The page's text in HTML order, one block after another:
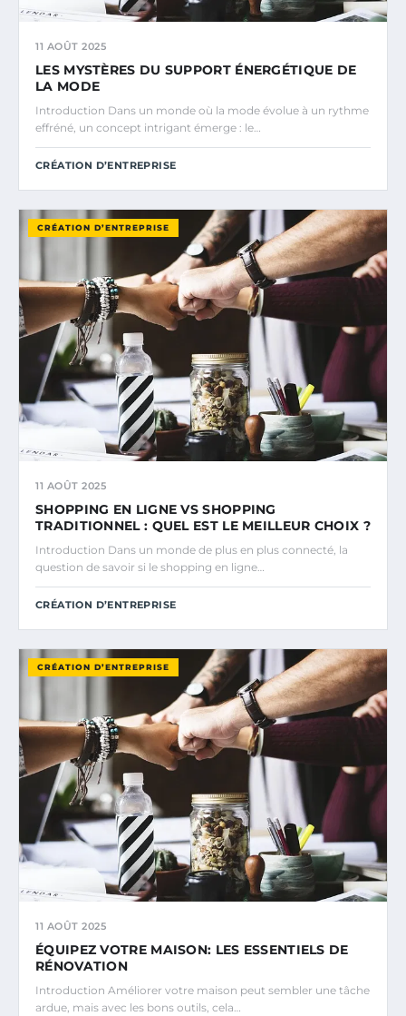
11 AOÛT 2025
LES MYSTÈRES DU SUPPORT ÉNERGÉTIQUE DE
LA MODE
Introduction Dans un monde où la mode évolue à un rythme
effréné, un concept intrigant émerge : le…
CRÉATION D’ENTREPRISE
CRÉATION D’ENTREPRISE
11 AOÛT 2025
SHOPPING EN LIGNE VS SHOPPING
TRADITIONNEL : QUEL EST LE MEILLEUR CHOIX ?
Introduction Dans un monde de plus en plus connecté, la
question de savoir si le shopping en ligne…
CRÉATION D’ENTREPRISE
CRÉATION D’ENTREPRISE
11 AOÛT 2025
ÉQUIPEZ VOTRE MAISON: LES ESSENTIELS DE
RÉNOVATION
Introduction Améliorer votre maison peut sembler une tâche
ardue, mais avec les bons outils, cela…